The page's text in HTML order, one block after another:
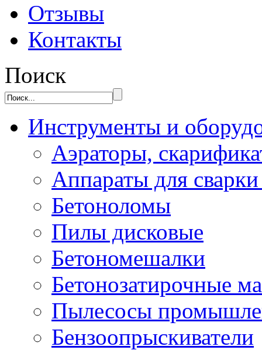
Отзывы
Контакты
Поиск
Инструменты и
Аэраторы,
Аппараты для
Бетоноломы
Пилы дисковые
Бетономешалки
Бетонозатирочные
Пылесосы
Бензоопрыскиватели